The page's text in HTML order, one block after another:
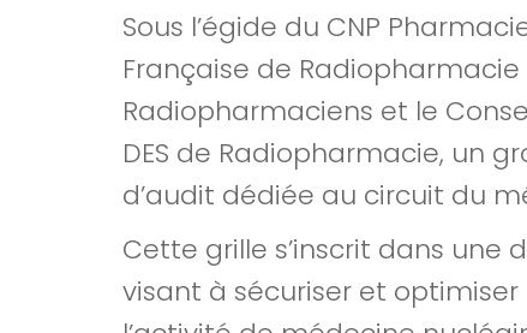
Sous l’égide du CNP
Française de Radiopharmacie
Radiopharmaciens et le
DES de Radiopharmacie, un
d’audit dédiée au circuit du
Cette grille s’inscrit dans une
visant à sécuriser et